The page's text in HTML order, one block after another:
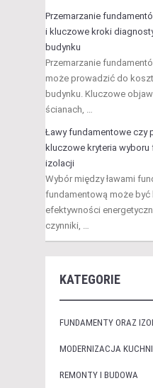
Przemarzanie
i kluczowe kroki
budynku
Przemarzanie
może prowadzić do
budynku. Kluczowe
ścianach, …
Ławy fundamentowe czy
kluczowe kryteria
izolacji
Wybór między ławami
fundamentową może być
efektywności
czynniki, …
KATEGORIE
FUNDAMENTY ORAZ
MODERNIZACJA KUCHNI
REMONTY I BUDOWA